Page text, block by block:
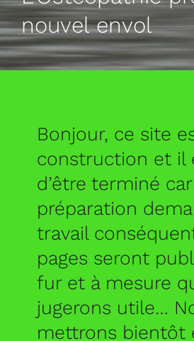
nouvel envol
Bonjour, ce site
construction et il
d’être terminé
préparation
travail
pages seront
fur et à mesure
jugerons utile…
mettrons bientôt